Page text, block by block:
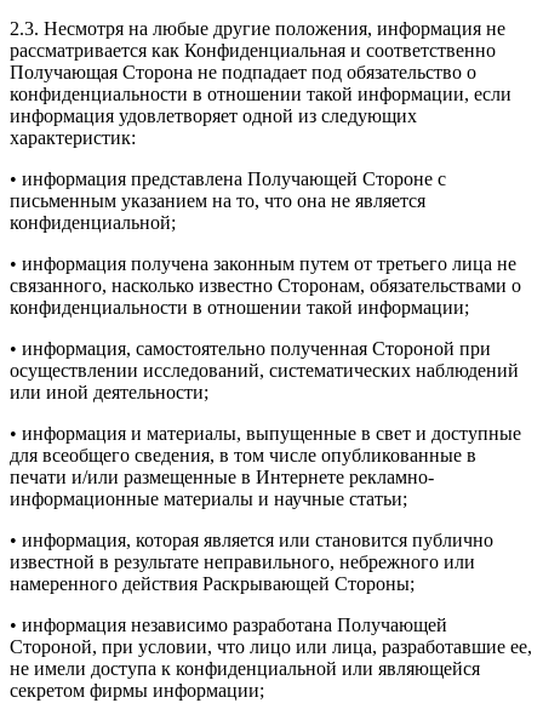
2.3. Несмотря на любые другие положения, информация не
рассматривается как Конфиденциальная и соответственно
Получающая Сторона не подпадает под обязательство о
конфиденциальности в отношении такой информации, если
информация удовлетворяет одной из следующих
характеристик:
• информация представлена Получающей Стороне с
письменным указанием на то, что она не является
конфиденциальной;
• информация получена законным путем от третьего лица не
связанного, насколько известно Сторонам, обязательствами о
конфиденциальности в отношении такой информации;
• информация, самостоятельно полученная Стороной при
осуществлении исследований, систематических наблюдений
или иной деятельности;
• информация и материалы, выпущенные в свет и доступные
для всеобщего сведения, в том числе опубликованные в
печати и/или размещенные в Интернете рекламно-
информационные материалы и научные статьи;
• информация, которая является или становится публично
известной в результате неправильного, небрежного или
намеренного действия Раскрывающей Стороны;
• информация независимо разработана Получающей
Стороной, при условии, что лицо или лица, разработавшие ее,
не имели доступа к конфиденциальной или являющейся
секретом фирмы информации;